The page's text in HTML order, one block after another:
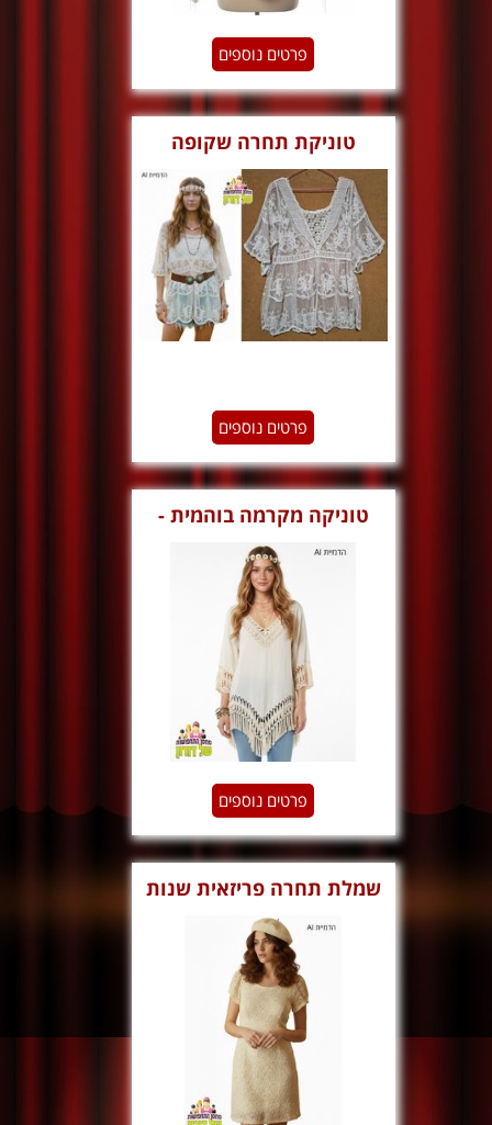
פרטים נוספים
טוניקת תחרה שקופה
וודסטוק
פרטים נוספים
טוניקה מקרמה בוהמית -
וודסטוק
פרטים נוספים
שמלת תחרה פריזאית שנות
ה60